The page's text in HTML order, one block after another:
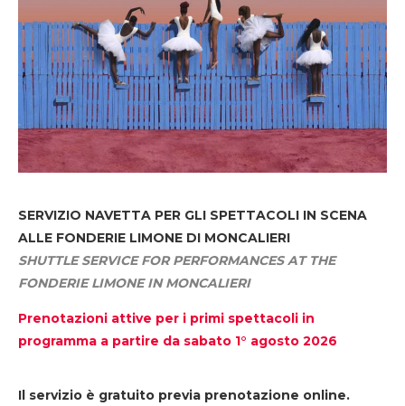
SERVIZIO NAVETTA PER GLI SPETTACOLI IN SCENA
ALLE FONDERIE LIMONE DI MONCALIERI
SHUTTLE SERVICE FOR PERFORMANCES AT THE
FONDERIE LIMONE IN MONCALIERI
Prenotazioni attive per i primi spettacoli in
programma a partire da sabato 1° agosto 2026
Il servizio è gratuito previa prenotazione online.